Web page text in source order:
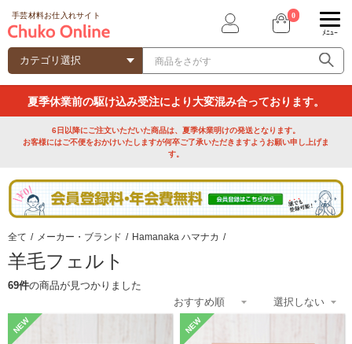
手芸材料お仕入れサイト 0
ﾒﾆｭｰ
夏季休業前の駆け込み受注により大変混み合っております。
6日以降にご注文いただいた商品は、夏季休業明けの発送となります。
お客様にはご不便をおかけいたしますが何卒ご了承いただきますようお願い申し上げま
す。
全て / メーカー・ブランド / Hamanaka ハマナカ /
羊毛フェルト
69件の商品が見つかりました
NEW NEW